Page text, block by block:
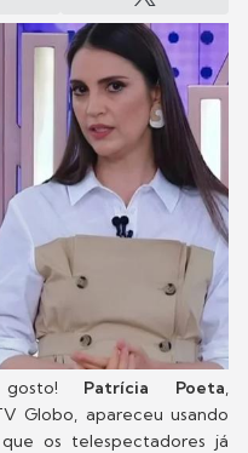
gosto! Patrícia Poeta,
Globo, apareceu usando
os telespectadores já